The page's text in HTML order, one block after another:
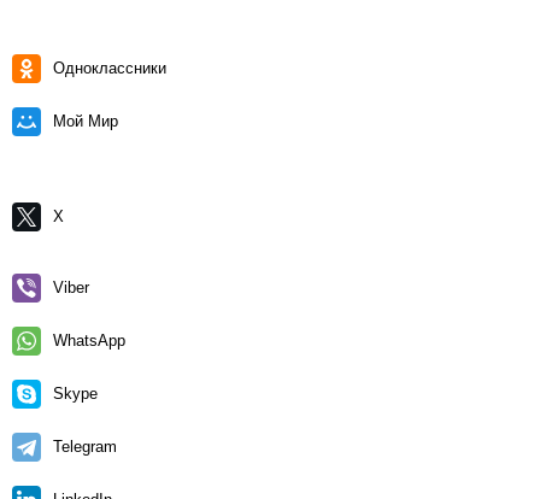
Одноклассники
Мой Мир
X
Viber
WhatsApp
Skype
Telegram